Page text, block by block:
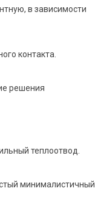
в зависимости
контакта.
решения
теплоотвод.
минималистичный